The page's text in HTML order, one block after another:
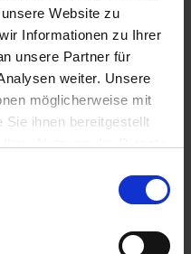
Website zu
Informationen zu Ihrer
unsere Partner für
weiter. Unsere
möglicherweise mit
Sie ihnen bereitgestellt